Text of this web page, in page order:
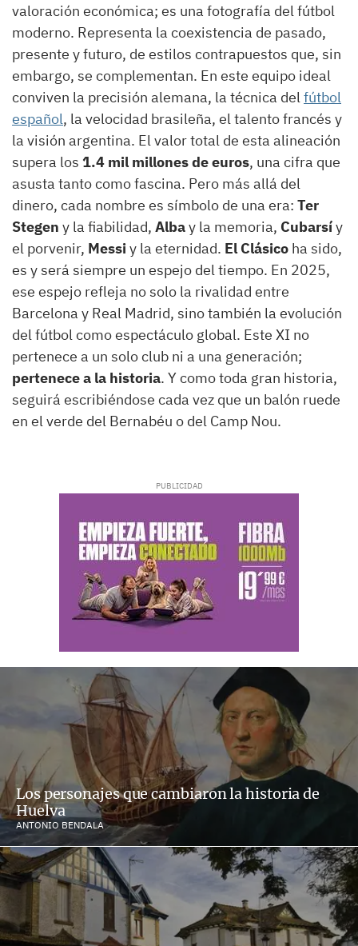
valoración económica; es una fotografía del fútbol
moderno. Representa la coexistencia de pasado,
presente y futuro, de estilos contrapuestos que, sin
embargo, se complementan. En este equipo ideal
conviven la precisión alemana, la técnica delfútbol
español, la velocidad brasileña, el talento francés y
la visión argentina. El valor total de esta alineación
supera los 1.4 mil millones de euros, una cifra que
asusta tanto como fascina. Pero más allá del
dinero, cada nombre es símbolo de una era: Ter
Stegen y la fiabilidad, Albay la memoria, Cubarsíy
el porvenir, Messi y la eternidad. El Clásico ha sido,
es y será siempre un espejo del tiempo. En 2025,
ese espejo refleja no solo la rivalidad entre
Barcelona y Real Madrid, sino también la evolución
del fútbol como espectáculo global. Este XI no
pertenece a un solo club ni a una generación;
pertenece a la historia. Y como toda gran historia,
seguirá escribiéndose cada vez que un balón ruede
en el verde del Bernabéu o del Camp Nou.
Los personajes que cambiaron la historia de
Huelva
ANTONIO BENDALA